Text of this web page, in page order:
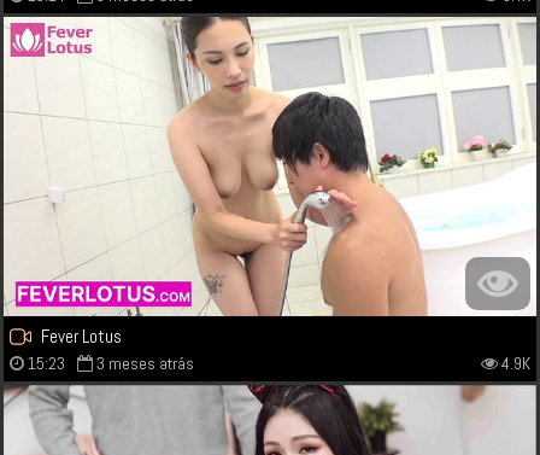
Fever Lotus
15:23 3 meses atrás 4.9K